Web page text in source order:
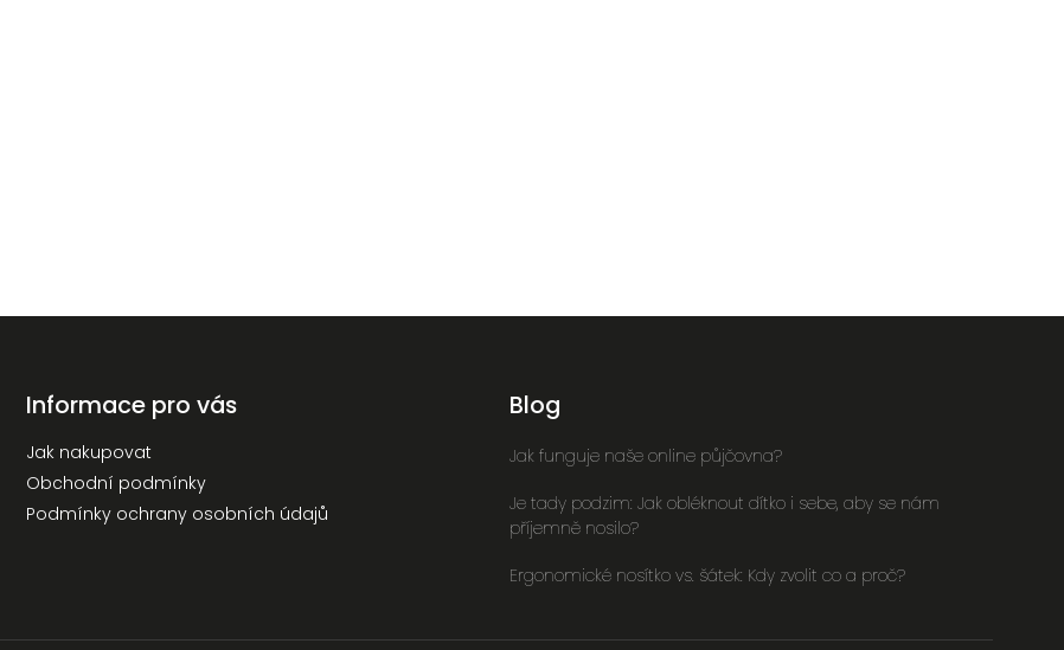
Informace pro vás
Jak nakupovat
Obchodní podmínky
Podmínky ochrany osobních údajů
Blog
Jak funguje naše online půjčovna?
Je tady podzim: Jak obléknout dítko i sebe, aby se nám
příjemně nosilo?
Ergonomické nosítko vs. šátek: Kdy zvolit co a proč?